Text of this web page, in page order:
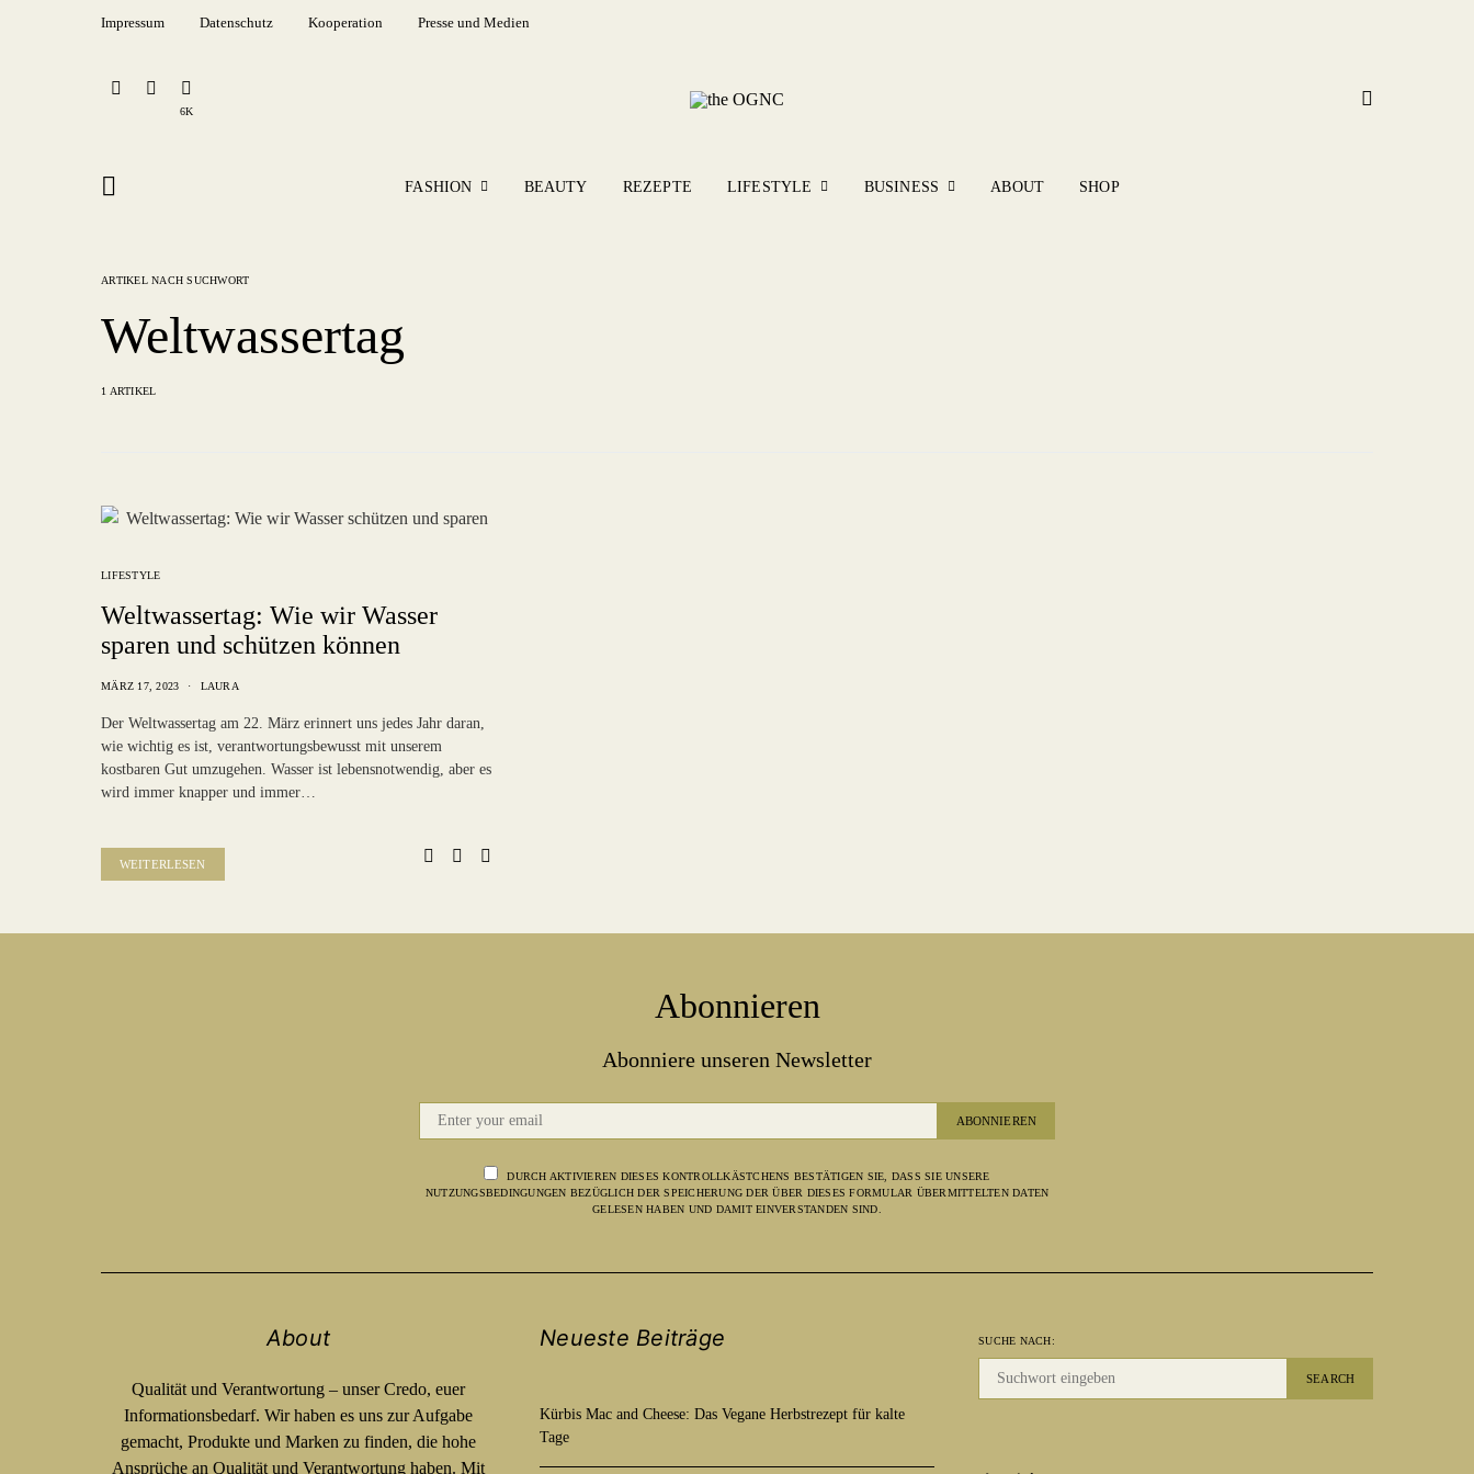
Impressum Datenschutz Kooperation Presse und Medien
6K
FASHION BEAUTY REZEPTE LIFESTYLE BUSINESS ABOUT SHOP
ARTIKEL NACH SUCHWORT
Weltwassertag
1 ARTIKEL
LIFESTYLE
Weltwassertag: Wie wir Wasser
sparen und schützen können
MÄRZ 17, 2023 LAURA
Der Weltwassertag am 22. März erinnert uns jedes Jahr daran,
wie wichtig es ist, verantwortungsbewusst mit unserem
kostbaren Gut umzugehen. Wasser ist lebensnotwendig, aber es
wird immer knapper und immer…
WEITERLESEN
Abonnieren
Abonniere unseren Newsletter
ABONNIEREN
DURCH AKTIVIEREN DIESES KONTROLLKÄSTCHENS BESTÄTIGEN SIE, DASS SIE UNSERE
NUTZUNGSBEDINGUNGEN BEZÜGLICH DER SPEICHERUNG DER ÜBER DIESES FORMULAR ÜBERMITTELTEN DATEN
GELESEN HABEN UND DAMIT EINVERSTANDEN SIND.
About
Qualität und Verantwortung – unser Credo, euer
Informationsbedarf. Wir haben es uns zur Aufgabe
gemacht, Produkte und Marken zu finden, die hohe
Ansprüche an Qualität und Verantwortung haben. Mit
Neueste Beiträge
Kürbis Mac and Cheese: Das Vegane Herbstrezept für kalte
Tage
SUCHE NACH:
SEARCH